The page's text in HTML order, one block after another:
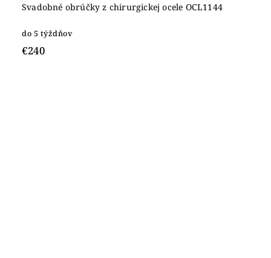
Svadobné obrúčky z chirurgickej ocele OCL1144
do 5 týždňov
€240